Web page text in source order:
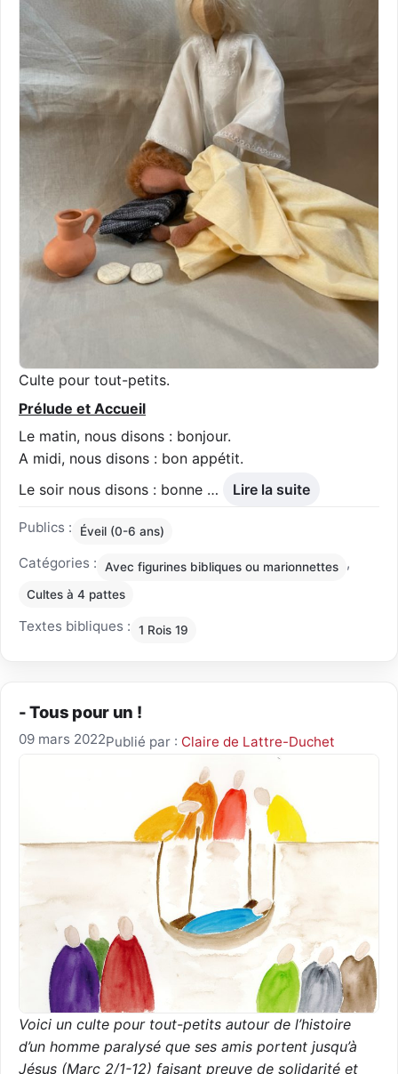
Culte pour tout-petits.
Prélude et Accueil
Le matin, nous disons : bonjour.
A midi, nous disons : bon appétit.
Le soir nous disons : bonne …
Lire la suite
Publics : Éveil (0-6 ans)
Catégories : Avec figurines bibliques ou marionnettes ,
Cultes à 4 pattes
Textes bibliques : 1 Rois 19
- Tous pour un !
09 mars 2022Publié par : Claire de Lattre-Duchet
Voici un culte pour tout-petits autour de l’histoire
d’un homme paralysé que ses amis portent jusqu’à
Jésus (Marc 2/1-12) faisant preuve de solidarité et